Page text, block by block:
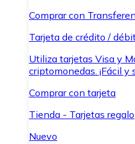
Comprar con
Tarjeta de crédito /
Utiliza tarjetas Visa y
criptomonedas. ¡Fácil y
Comprar con tarjeta
Tienda - Tarjetas regalo
Nuevo